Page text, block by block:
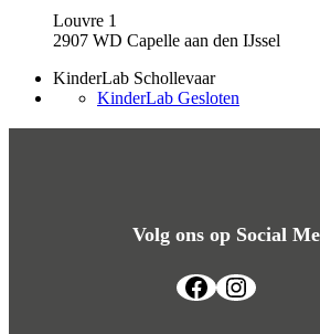
Louvre 1
2907 WD Capelle aan den IJssel
KinderLab Schollevaar
KinderLab Gesloten
Volg ons op Social